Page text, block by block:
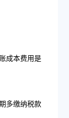
成本费用是
多缴纳税款